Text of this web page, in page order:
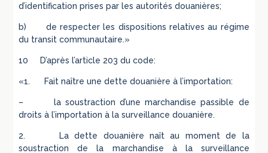
d’identification prises par les autorités douanières;
b) de respecter les dispositions relatives au régime
du transit communautaire.»
10 D’après l’article 203 du code:
«1. Fait naître une dette douanière à l’importation:
– la soustraction d’une marchandise passible de
droits à l’importation à la surveillance douanière.
2. La dette douanière naît au moment de la
soustraction de la marchandise à la surveillance